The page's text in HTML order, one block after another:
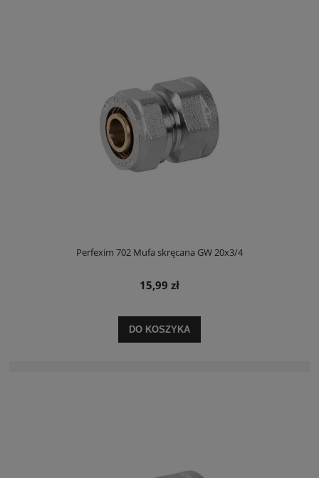
Perfexim 702 Mufa skręcana GW 20x3/4
15,99 zł
DO KOSZYKA